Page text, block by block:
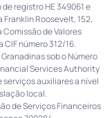
registro HE 349061 e
Franklin Roosevelt, 152,
de Valores
número 312/16.
sob o Número
Services Authority
serviços auxiliares a nível
local.
de Serviços Financeiros